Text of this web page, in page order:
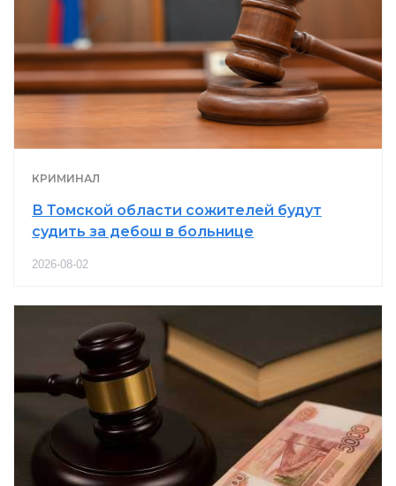
КРИМИНАЛ
В Томской области сожителей будут
судить за дебош в больнице
2026-08-02